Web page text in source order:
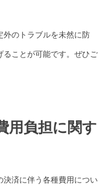
外のトラブルを未然に防
ることが可能です。ぜひご
用負担に関す
決済に伴う各種費用につい